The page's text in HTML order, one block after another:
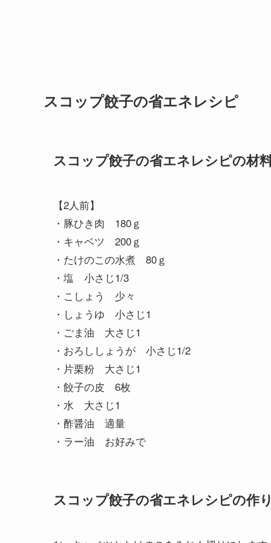
スコップ餃子の省エネレシピ
スコップ餃子の省エネレシピの材
【2人前】
・豚ひき肉 180ｇ
・キャベツ 200ｇ
・たけのこの水煮 80ｇ
・塩 小さじ1/3
・こしょう 少々
・しょうゆ 小さじ1
・ごま油 大さじ1
・おろししょうが 小さじ1/2
・片栗粉 大さじ1
・餃子の皮 6枚
・水 大さじ1
・酢醤油 適量
・ラー油 お好みで
スコップ餃子の省エネレシピの作